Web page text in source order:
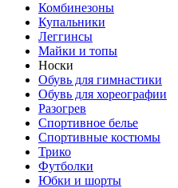
Комбинезоны
Купальники
Леггинсы
Майки и топы
Носки
Обувь для гимнастики
Обувь для хореографии
Разогрев
Спортивное белье
Спортивные костюмы
Трико
Футболки
Юбки и шорты